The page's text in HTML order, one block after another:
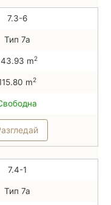
7.3-6
Тип 7а
m2
m2
7.4-1
Тип 7а